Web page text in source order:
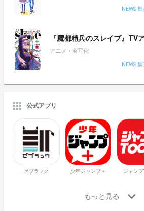
NEWS
『魔都精兵のスレイブ』TV
アニメ・実写化
NEWS
公式アプリ
ゼブラック 少年ジャンプ＋ ジャンプ